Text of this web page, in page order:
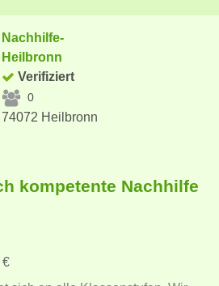
Nachhilfe-
Heilbronn
Verifiziert
0
74072 Heilbronn
kompetente Nachhilfe
€